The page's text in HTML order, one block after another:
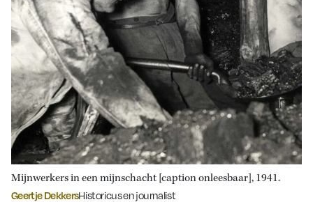
Zoek
Mijnwerkers in een mijnschacht [caption onleesbaar], 1941.
Geertje DekkersHistoricus en journalist